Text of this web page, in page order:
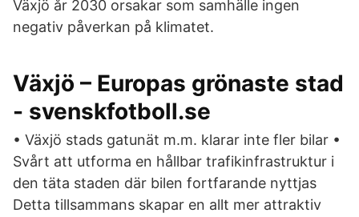
Växjö år 2030 orsakar som samhälle ingen
negativ påverkan på klimatet.
Växjö – Europas grönaste stad
- svenskfotboll.se
• Växjö stads gatunät m.m. klarar inte fler bilar •
Svårt att utforma en hållbar trafikinfrastruktur i
den täta staden där bilen fortfarande nyttjas
Detta tillsammans skapar en allt mer attraktiv